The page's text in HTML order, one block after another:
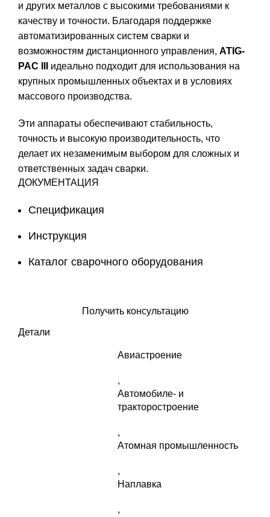
и других металлов с высокими требованиями к
качеству и точности. Благодаря поддержке
автоматизированных систем сварки и
возможностям дистанционного управления, ATIG-
PAC III
идеально подходит для использования на
крупных промышленных объектах и в условиях
массового производства.
Эти аппараты обеспечивают стабильность,
точность и высокую производительность, что
делает их незаменимым выбором для сложных и
ответственных задач сварки.
ДОКУМЕНТАЦИЯ
Спецификация
Инструкция
Каталог сварочного оборудования
Получить консультацию
Детали
Авиастроение
,
Автомобиле- и
тракторостроение
,
Атомная промышленность
,
Наплавка
,